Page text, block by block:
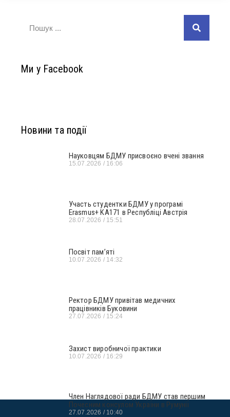
Ми у Facebook
Новини та події
Науковцям БДМУ присвоєно вчені звання
15.07.2026 16:06
Участь студентки БДМУ у програмі
Erasmus+ KA171 в Республіці Австрія
28.07.2026 15:51
Посвіт пам’яті
10.07.2026 14:32
Ректор БДМУ привітав медичних
працівників Буковини
27.07.2026 15:24
Захист виробничої практики
10.07.2026 16:29
Член Наглядової ради БДМУ став першим
Почесним консулом України в Румунії
27.07.2026 10:40